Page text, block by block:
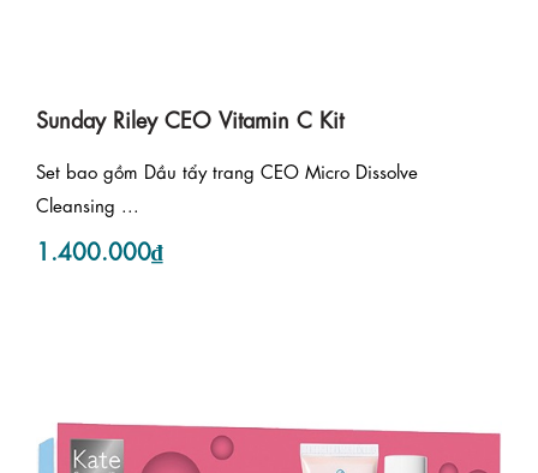
Sunday Riley CEO Vitamin C Kit
Set bao gồm Dầu tẩy trang CEO Micro Dissolve
Cleansing ...
1.400.000₫